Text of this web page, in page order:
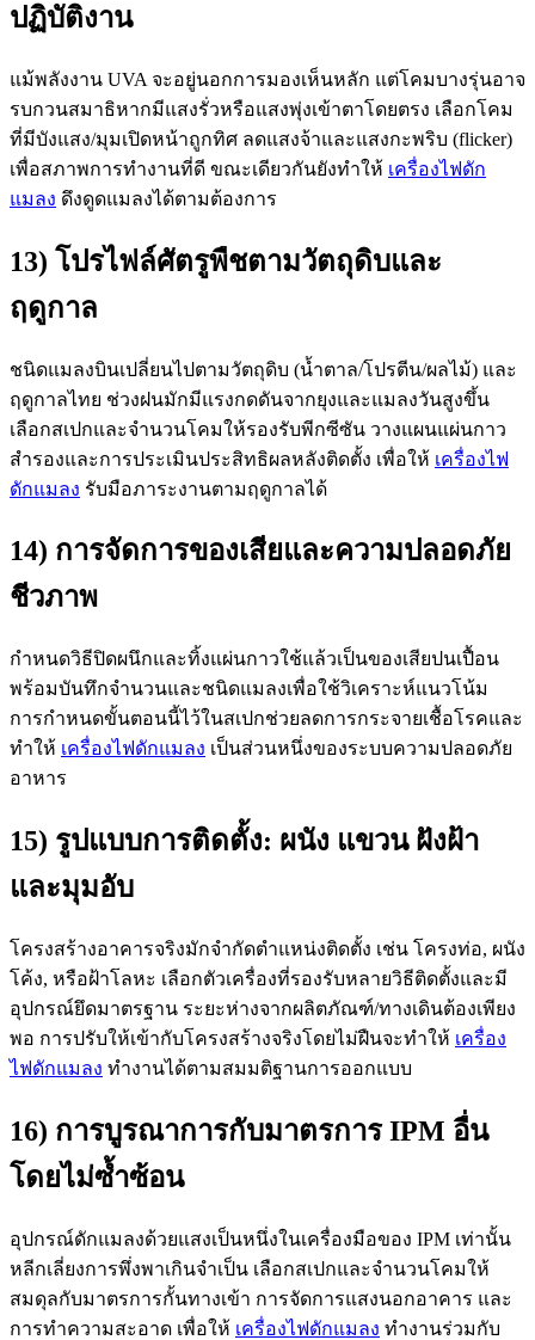
ปฏิบัติงาน
แม้พลังงาน UVA จะอยู่นอกการมองเห็นหลัก แต่โคมบางรุ่นอาจ
รบกวนสมาธิหากมีแสงรั่วหรือแสงพุ่งเข้าตาโดยตรง เลือกโคม
ที่มีบังแสง/มุมเปิดหน้าถูกทิศ ลดแสงจ้าและแสงกะพริบ (flicker)
เพื่อสภาพการทำงานที่ดี ขณะเดียวกันยังทำให้ เครื่องไฟดัก
แมลง ดึงดูดแมลงได้ตามต้องการ
13) โปรไฟล์ศัตรูพืชตามวัตถุดิบและ
ฤดูกาล
ชนิดแมลงบินเปลี่ยนไปตามวัตถุดิบ (น้ำตาล/โปรตีน/ผลไม้) และ
ฤดูกาลไทย ช่วงฝนมักมีแรงกดดันจากยุงและแมลงวันสูงขึ้น
เลือกสเปกและจำนวนโคมให้รองรับพีกซีซัน วางแผนแผ่นกาว
สำรองและการประเมินประสิทธิผลหลังติดตั้ง เพื่อให้ เครื่องไฟ
ดักแมลง รับมือภาระงานตามฤดูกาลได้
14) การจัดการของเสียและความปลอดภัย
ชีวภาพ
กำหนดวิธีปิดผนึกและทิ้งแผ่นกาวใช้แล้วเป็นของเสียปนเปื้อน
พร้อมบันทึกจำนวนและชนิดแมลงเพื่อใช้วิเคราะห์แนวโน้ม
การกำหนดขั้นตอนนี้ไว้ในสเปกช่วยลดการกระจายเชื้อโรคและ
ทำให้ เครื่องไฟดักแมลง เป็นส่วนหนึ่งของระบบความปลอดภัย
อาหาร
15) รูปแบบการติดตั้ง: ผนัง แขวน ฝังฝ้า
และมุมอับ
โครงสร้างอาคารจริงมักจำกัดตำแหน่งติดตั้ง เช่น โครงท่อ, ผนัง
โค้ง, หรือฝ้าโลหะ เลือกตัวเครื่องที่รองรับหลายวิธีติดตั้งและมี
อุปกรณ์ยึดมาตรฐาน ระยะห่างจากผลิตภัณฑ์/ทางเดินต้องเพียง
พอ การปรับให้เข้ากับโครงสร้างจริงโดยไม่ฝืนจะทำให้ เครื่อง
ไฟดักแมลง ทำงานได้ตามสมมติฐานการออกแบบ
16) การบูรณาการกับมาตรการ IPM อื่น
โดยไม่ซ้ำซ้อน
อุปกรณ์ดักแมลงด้วยแสงเป็นหนึ่งในเครื่องมือของ IPM เท่านั้น
หลีกเลี่ยงการพึ่งพาเกินจำเป็น เลือกสเปกและจำนวนโคมให้
สมดุลกับมาตรการกั้นทางเข้า การจัดการแสงนอกอาคาร และ
การทำความสะอาด เพื่อให้ เครื่องไฟดักแมลง ทำงานร่วมกับ